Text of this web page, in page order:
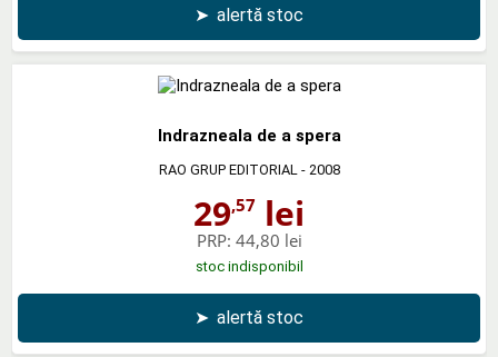
➤ alertă stoc
Indrazneala de a spera
RAO GRUP EDITORIAL - 2008
29,57 lei
PRP: 44,80 lei
stoc indisponibil
➤ alertă stoc